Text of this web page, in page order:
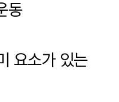
동
요소가 있는